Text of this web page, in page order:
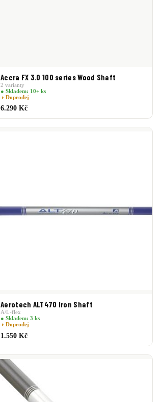
Accra FX 3.0 100 series Wood Shaft
2 varianty
● Skladem: 10+ ks
◑ Doprodej
6.290 Kč
Aerotech ALT470 Iron Shaft
A/L-flex
● Skladem: 3 ks
◑ Doprodej
1.550 Kč